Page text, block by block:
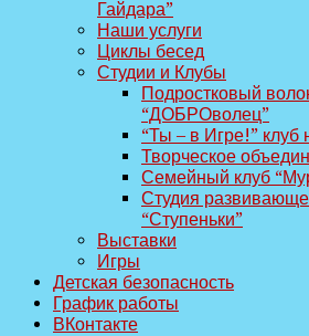
Гайдара”
Наши услуги
Циклы бесед
Студии и Клубы
Подростковый
“ДОБРОволец”
“Ты – в Игре!” клуб
Творческое
Семейный клуб
Студия
“Ступеньки”
Выставки
Игры
Детская безопасность
График работы
ВКонтакте